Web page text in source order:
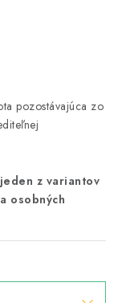
pozostávajúca zo
z variantov
osobných